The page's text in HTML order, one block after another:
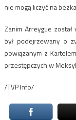
nie mogą liczyć na
Zanim Arreygue
był podejrzewany o
powiązanym z
przestępczych w
/TVP Info/